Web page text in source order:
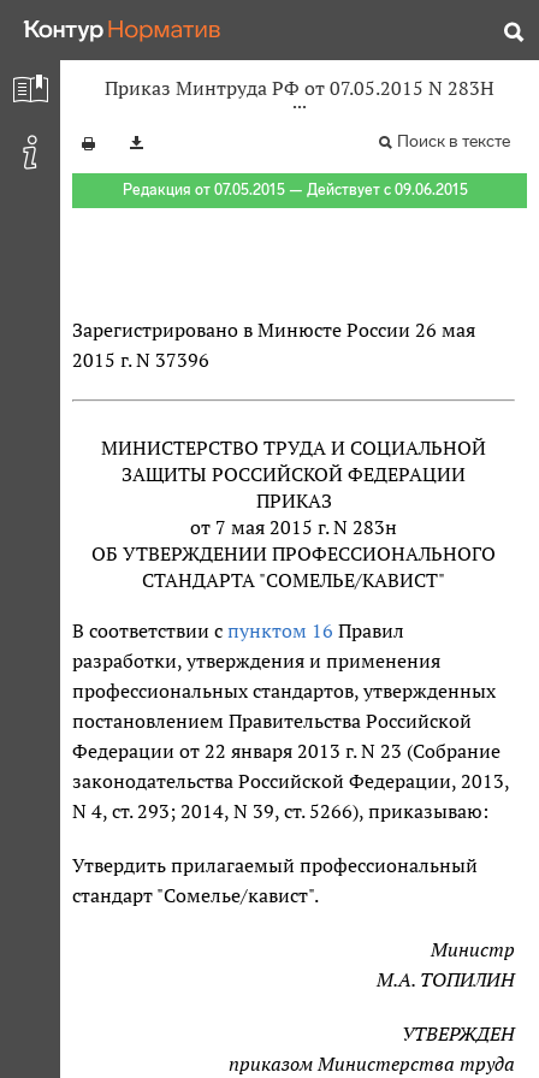
Приказ Минтруда РФ от 07.05.2015 N 283Н
Поиск в тексте
Редакция от 07.05.2015 — Действует с 09.06.2015
Зарегистрировано в Минюсте России 26 мая
2015 г. N 37396
МИНИСТЕРСТВО ТРУДА И СОЦИАЛЬНОЙ
ЗАЩИТЫ РОССИЙСКОЙ ФЕДЕРАЦИИ
ПРИКАЗ
от 7 мая 2015 г. N 283н
ОБ УТВЕРЖДЕНИИ ПРОФЕССИОНАЛЬНОГО
СТАНДАРТА "СОМЕЛЬЕ/КАВИСТ"
В соответствии с пунктом 16 Правил
разработки, утверждения и применения
профессиональных стандартов, утвержденных
постановлением Правительства Российской
Федерации от 22 января 2013 г. N 23 (Собрание
законодательства Российской Федерации, 2013,
N 4, ст. 293; 2014, N 39, ст. 5266), приказываю:
Утвердить прилагаемый профессиональный
стандарт "Сомелье/кавист".
Министр
М.А. ТОПИЛИН
УТВЕРЖДЕН
приказом Министерства труда